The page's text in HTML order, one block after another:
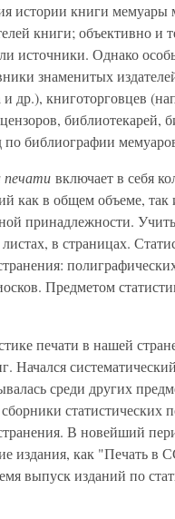
истории книги мемуары
книги; объективно и
источники. Однако
знаменитых
и др.), книготорговцев
по библиографии
включает в себя
как в общем объеме,
принадлежности.
листах, в страницах.
Предметом
печати в нашей
среди других
статистических
В новейший
издания, как "Печать
выпуск изданий по